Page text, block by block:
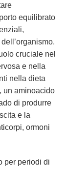
equilibrato
cruciale nel
e nella
nella dieta
, un aminoacido
di produrre
e la
ormoni
per periodi di